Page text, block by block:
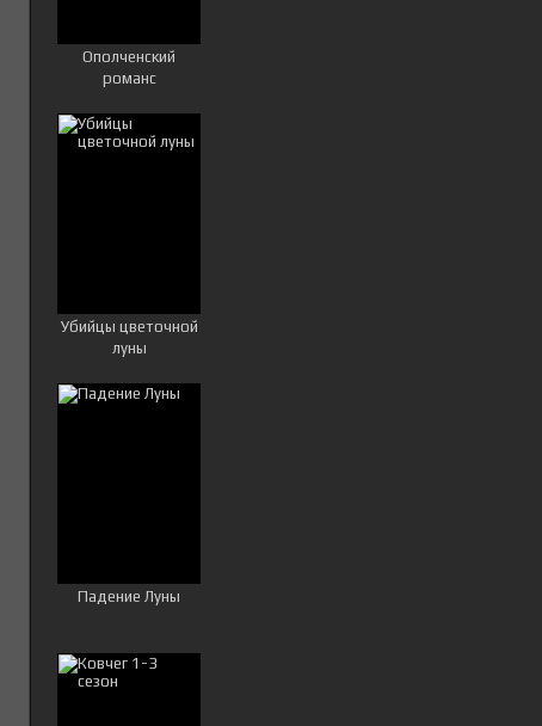
Ополченский
романс
Убийцы цветочной
луны
Падение Луны